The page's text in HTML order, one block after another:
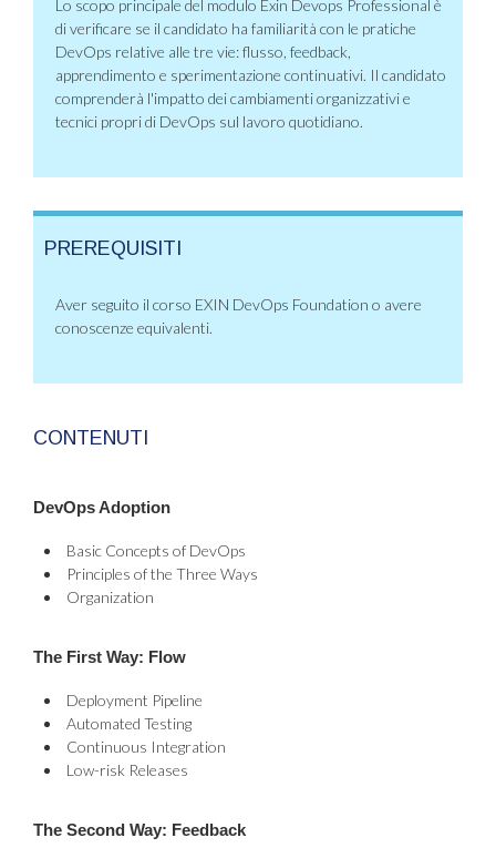
Lo scopo principale del modulo Exin Devops Professional è
di verificare se il candidato ha familiarità con le pratiche
DevOps relative alle tre vie: flusso, feedback,
apprendimento e sperimentazione continuativi. Il candidato
comprenderà l'impatto dei cambiamenti organizzativi e
tecnici propri di DevOps sul lavoro quotidiano.
PREREQUISITI
Aver seguito il corso EXIN DevOps Foundation o avere
conoscenze equivalenti.
CONTENUTI
DevOps Adoption
Basic Concepts of DevOps
Principles of the Three Ways
Organization
The First Way: Flow
Deployment Pipeline
Automated Testing
Continuous Integration
Low-risk Releases
The Second Way: Feedback